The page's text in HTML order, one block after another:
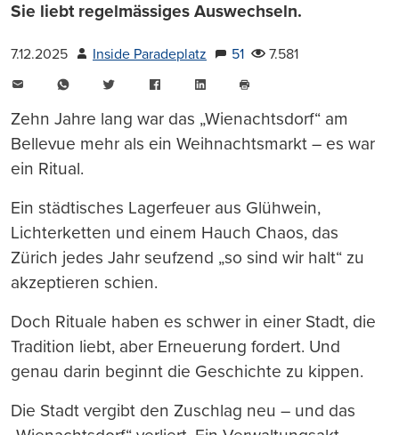
Sie liebt regelmässiges Auswechseln.
7.12.2025 Inside Paradeplatz 51
7.581
WhatsAppTwitter FacebookLinkedIn
drucken
Zehn Jahre lang war das „Wienachtsdorf“ am
Bellevue mehr als ein Weihnachtsmarkt – es war
ein Ritual.
Ein städtisches Lagerfeuer aus Glühwein,
Lichterketten und einem Hauch Chaos, das
Zürich jedes Jahr seufzend „so sind wir halt“ zu
akzeptieren schien.
Doch Rituale haben es schwer in einer Stadt, die
Tradition liebt, aber Erneuerung fordert. Und
genau darin beginnt die Geschichte zu kippen.
Die Stadt vergibt den Zuschlag neu – und das